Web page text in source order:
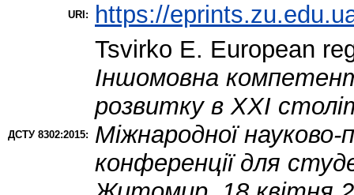
URI: https://
ДСТУ 8302:2015:
Tsvirko E. European
Іншомовна
розвитку в ХХІ
Міжнародної
конференції для